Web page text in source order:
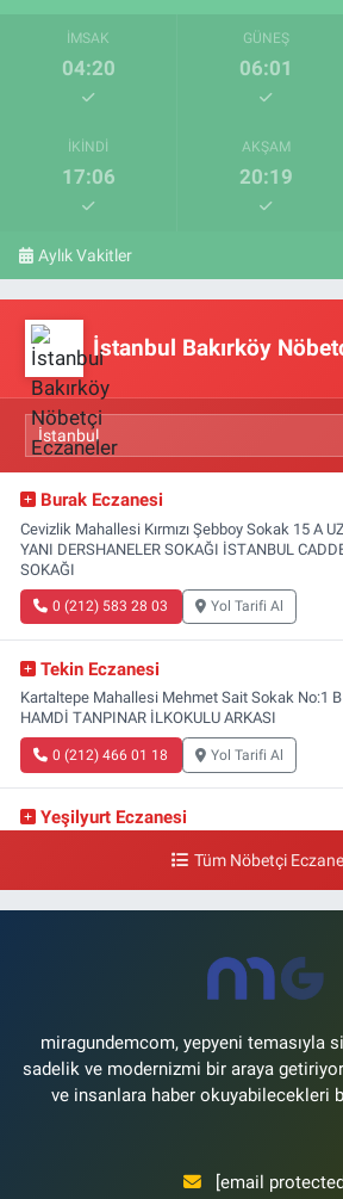
İMSAK
04:20
GÜNEŞ
06:01
İKINDI
17:06
AKŞAM
20:19
Aylık Vakitler
İstanbul Bakırköy
Burak Eczanesi
Cevizlik Mahallesi Kırmızı Şebboy Sokak 15 A
YANI DERSHANELER SOKAĞI İSTANBUL
SOKAĞI
0 (212) 583 28 03 Yol Tarifi Al
Tekin Eczanesi
Kartaltepe Mahallesi Mehmet Sait Sokak No:1
HAMDİ TANPINAR İLKOKULU ARKASI
0 (212) 466 01 18 Yol Tarifi Al
Yeşilyurt Eczanesi
Şenlikköy Mahallesi Eski Halkalı Caddesi 33
0 (212) 574 24 20
Tüm Nöbetçi
miragundemcom, yepyeni temasıyla
sadelik ve modernizmi bir araya
ve insanlara haber okuyabilecekleri
[email